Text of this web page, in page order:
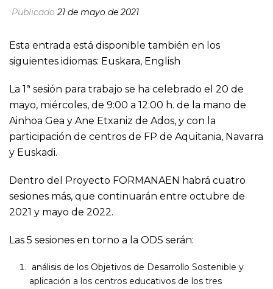
Publicado21 de mayo de 2021
Esta entrada está disponible también en los
siguientes idiomas: Euskara, English
La 1ª sesión para trabajo se ha celebrado el 20 de
mayo, miércoles, de 9:00 a 12:00 h. de la mano de
Ainhoa Gea y Ane Etxaniz de Ados, y con la
participación de centros de FP de Aquitania, Navarra
y Euskadi.
Dentro del Proyecto FORMANAEN habrá cuatro
sesiones más, que continuarán entre octubre de
2021 y mayo de 2022.
Las 5 sesiones en torno a la ODS serán:
análisis de los Objetivos de Desarrollo Sostenible y
aplicación a los centros educativos de los tres